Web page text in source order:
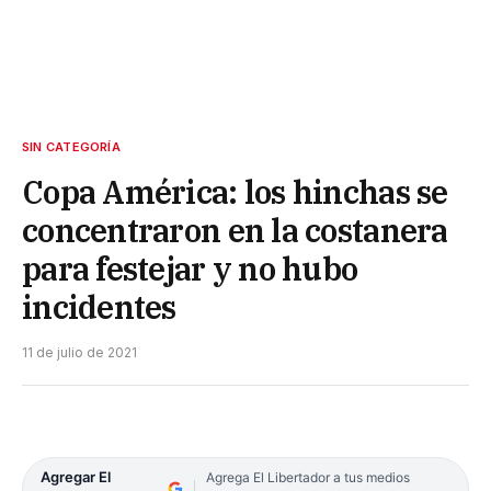
SIN CATEGORÍA
Copa América: los hinchas se
concentraron en la costanera
para festejar y no hubo
incidentes
11 de julio de 2021
Agregar El Agrega El Libertador a tus medios